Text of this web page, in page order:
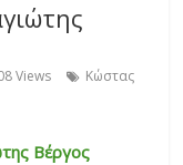
Views
Κώστας
Βέργος